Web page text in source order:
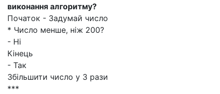
виконання алгоритму?
Початок - Задумай число
* Число менше, ніж 200?
- Ні
Кінець
- Так
Збільшити число у 3 рази
***